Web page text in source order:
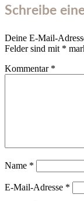
Schreibe
Deine E-Mail-
Felder sind mit *
Kommentar *
Name *
E-Mail-Adresse *